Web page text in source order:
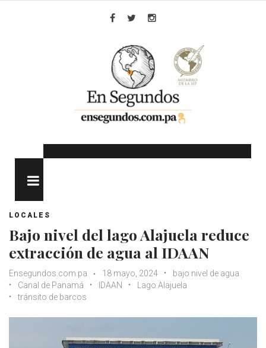
LOCALES
Bajo nivel del lago Alajuela reduce
extracción de agua al IDAAN
Ensegundos.com.pa 18 mayo, 2024
bajo nivel de agua
Canal de Panamá
IDAAN
Lago Alajuela
tránsito de barcos